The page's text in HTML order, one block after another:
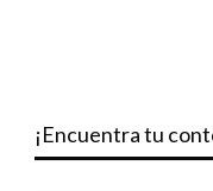
¡Encuentra tu